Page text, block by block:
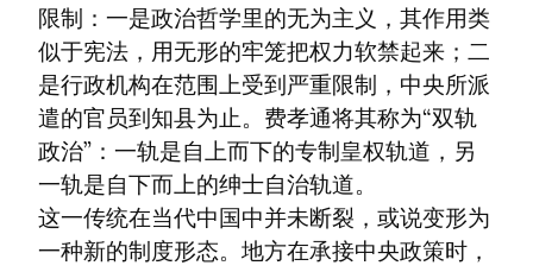
限制：一是政治哲学里的无为主义，其作用类
似于宪法，用无形的牢笼把权力软禁起来；二
是行政机构在范围上受到严重限制，中央所派
遣的官员到知县为止。费孝通将其称为“双轨
政治”：一轨是自上而下的专制皇权轨道，另
一轨是自下而上的绅士自治轨道。
这一传统在当代中国中并未断裂，或说变形为
一种新的制度形态。地方在承接中央政策时，